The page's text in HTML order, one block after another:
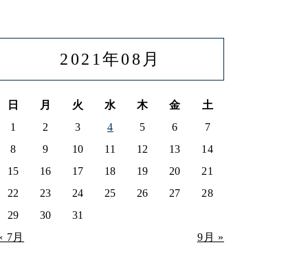
2021年08月
日 月 火 水 木 金 土
7月 9月 »
1 2 3 4 5 6
7
8
9 10 11 12 13
14
15
16 17 18 19 20
21
22
23 24 25 26 27
28
29
30 31